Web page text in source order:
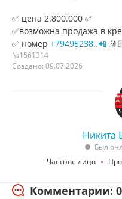
✅ цена 2.800.000 ✅
✅возможна продажа в
✅ номер +79495238..📲
№1561314
Создано: 09.07.2026
Никита
Был
Частное лицо
Комментарии: 0